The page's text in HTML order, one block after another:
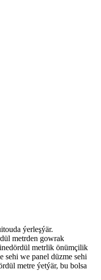
ýerleşýär.
metrden gowrak
metrlik önümçilik
sehi we panel düzme sehi
metre ýetýär, bu bolsa